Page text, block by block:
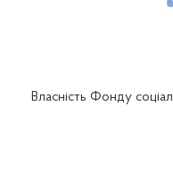
Власність Фонду